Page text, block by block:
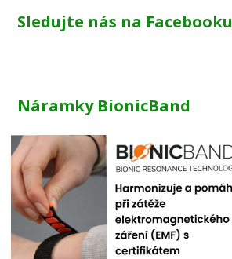
Sledujte nás na Facebooku
Náramky BionicBand